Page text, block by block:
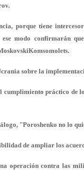
porque tiene
modo confirmarán
sobre la
cumplimiento práctico de
"Poroshenko no lo
de ampliar los
operación contra las